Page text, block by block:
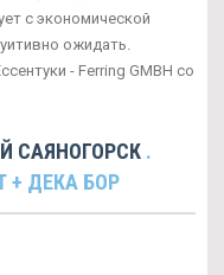
с экономической
ожидать.
- Ferring GMBH со
САЯНОГОРСК .
+ ДЕКА БОР